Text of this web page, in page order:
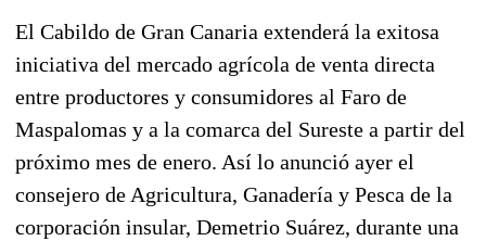
El Cabildo de Gran Canaria extenderá la exitosa
iniciativa del mercado agrícola de venta directa
entre productores y consumidores al Faro de
Maspalomas y a la comarca del Sureste a partir del
próximo mes de enero. Así lo anunció ayer el
consejero de Agricultura, Ganadería y Pesca de la
corporación insular, Demetrio Suárez, durante una